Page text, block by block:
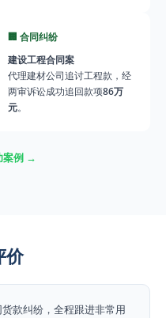
🏢 合同纠纷
建设工程合同案
代理建材公司追讨工程款，经
两审诉讼成功追回款项86万
元。
案例 →
价
款纠纷，全程跟进非常用